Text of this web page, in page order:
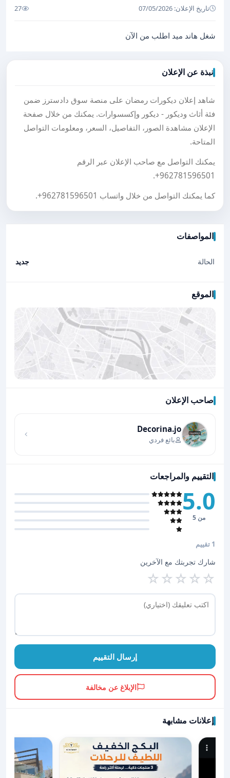
تاريخ الإعلان: 07/05/2026 27
شغل هاند ميد اطلب من الآن
نبذة عن الإعلان
شاهد إعلان ديكورات رمضان على منصة سوق دادسترز ضمن
فئة أثاث وديكور - ديكور وإكسسوارات. يمكنك من خلال صفحة
الإعلان مشاهدة الصور، التفاصيل، السعر، ومعلومات التواصل
المتاحة.
يمكنك التواصل مع صاحب الإعلان عبر الرقم
+962781596501
.
كما يمكنك التواصل من خلال واتساب +962781596501
.
المواصفات
الحالة جديد
الموقع
صاحب الإعلان
Decorina.jo
بائع فردي
التقييم والمراجعات
5.0
من 5
1 تقييم
شارك تجربتك مع الآخرين
☆
☆
☆
☆
☆
إرسال التقييم
الإبلاغ عن مخالفة
إعلانات مشابهة